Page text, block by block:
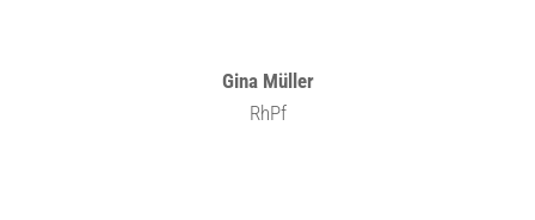
Gina Müller
RhPf